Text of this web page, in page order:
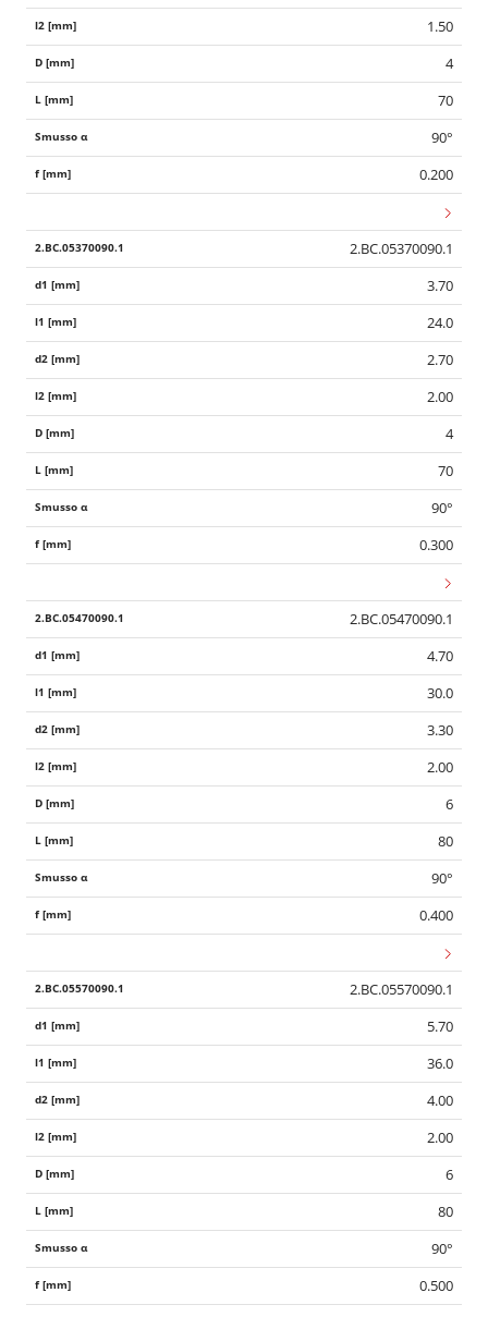
1.50
4
70
90°
0.200
2.BC.05370090.1
3.70
24.0
2.70
2.00
4
70
90°
0.300
2.BC.05470090.1
4.70
30.0
3.30
2.00
6
80
90°
0.400
2.BC.05570090.1
5.70
36.0
4.00
2.00
6
80
90°
0.500